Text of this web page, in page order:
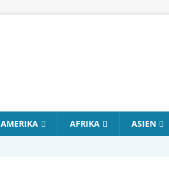
AMERIKA AFRIKA ASIEN